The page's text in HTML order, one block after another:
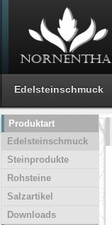
Edelsteinschmuck
Produktart
Edelsteinschmuck
Steinprodukte
Rohsteine
Salzartikel
Downloads